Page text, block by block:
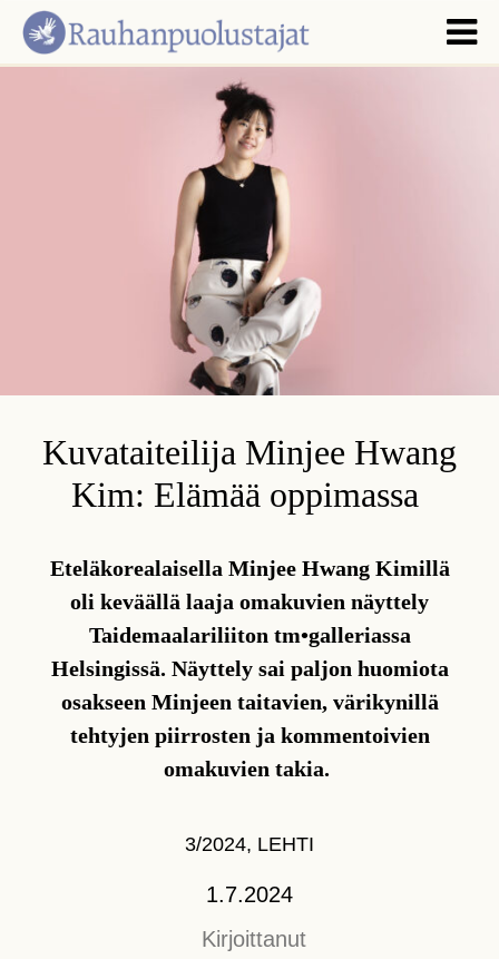
Kuvataiteilija Minjee Hwang
Kim: Elämää oppimassa
Eteläkorealaisella Minjee Hwang Kimillä
oli keväällä laaja omakuvien näyttely
Taidemaalariliiton tm•galleriassa
Helsingissä. Näyttely sai paljon huomiota
osakseen Minjeen taitavien, värikynillä
tehtyjen piirrosten ja kommentoivien
omakuvien takia.
3/2024, LEHTI
1.7.2024
Kirjoittanut